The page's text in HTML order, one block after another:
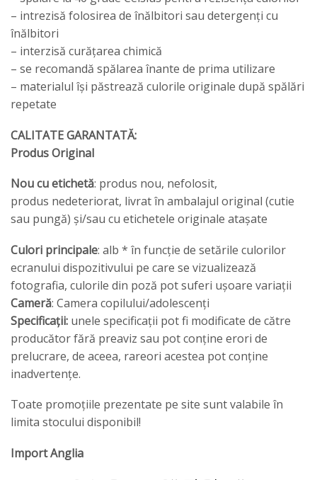
– intrezisă folosirea de înălbitori sau detergenți cu
înălbitori
– interzisă curățarea chimică
– se recomandă spălarea înante de prima utilizare
– materialul își păstrează culorile originale după spălări
repetate
CALITATE GARANTATĂ:
Produs Original
Nou cu etichetă: produs nou, nefolosit,
produs nedeteriorat, livrat în ambalajul original (cutie
sau pungă) și/sau cu etichetele originale atașate
Culori principale: alb * în funcție de setările culorilor
ecranului dispozitivului pe care se vizualizează
fotografia, culorile din poză pot suferi ușoare variații
Cameră: Camera copilului/adolescenți
Specificații: unele specificații pot fi modificate de către
producător fără preaviz sau pot conține erori de
prelucrare, de aceea, rareori acestea pot conține
inadvertențe.
Toate promoțiile prezentate pe site sunt valabile în
limita stocului disponibil!
Import Anglia